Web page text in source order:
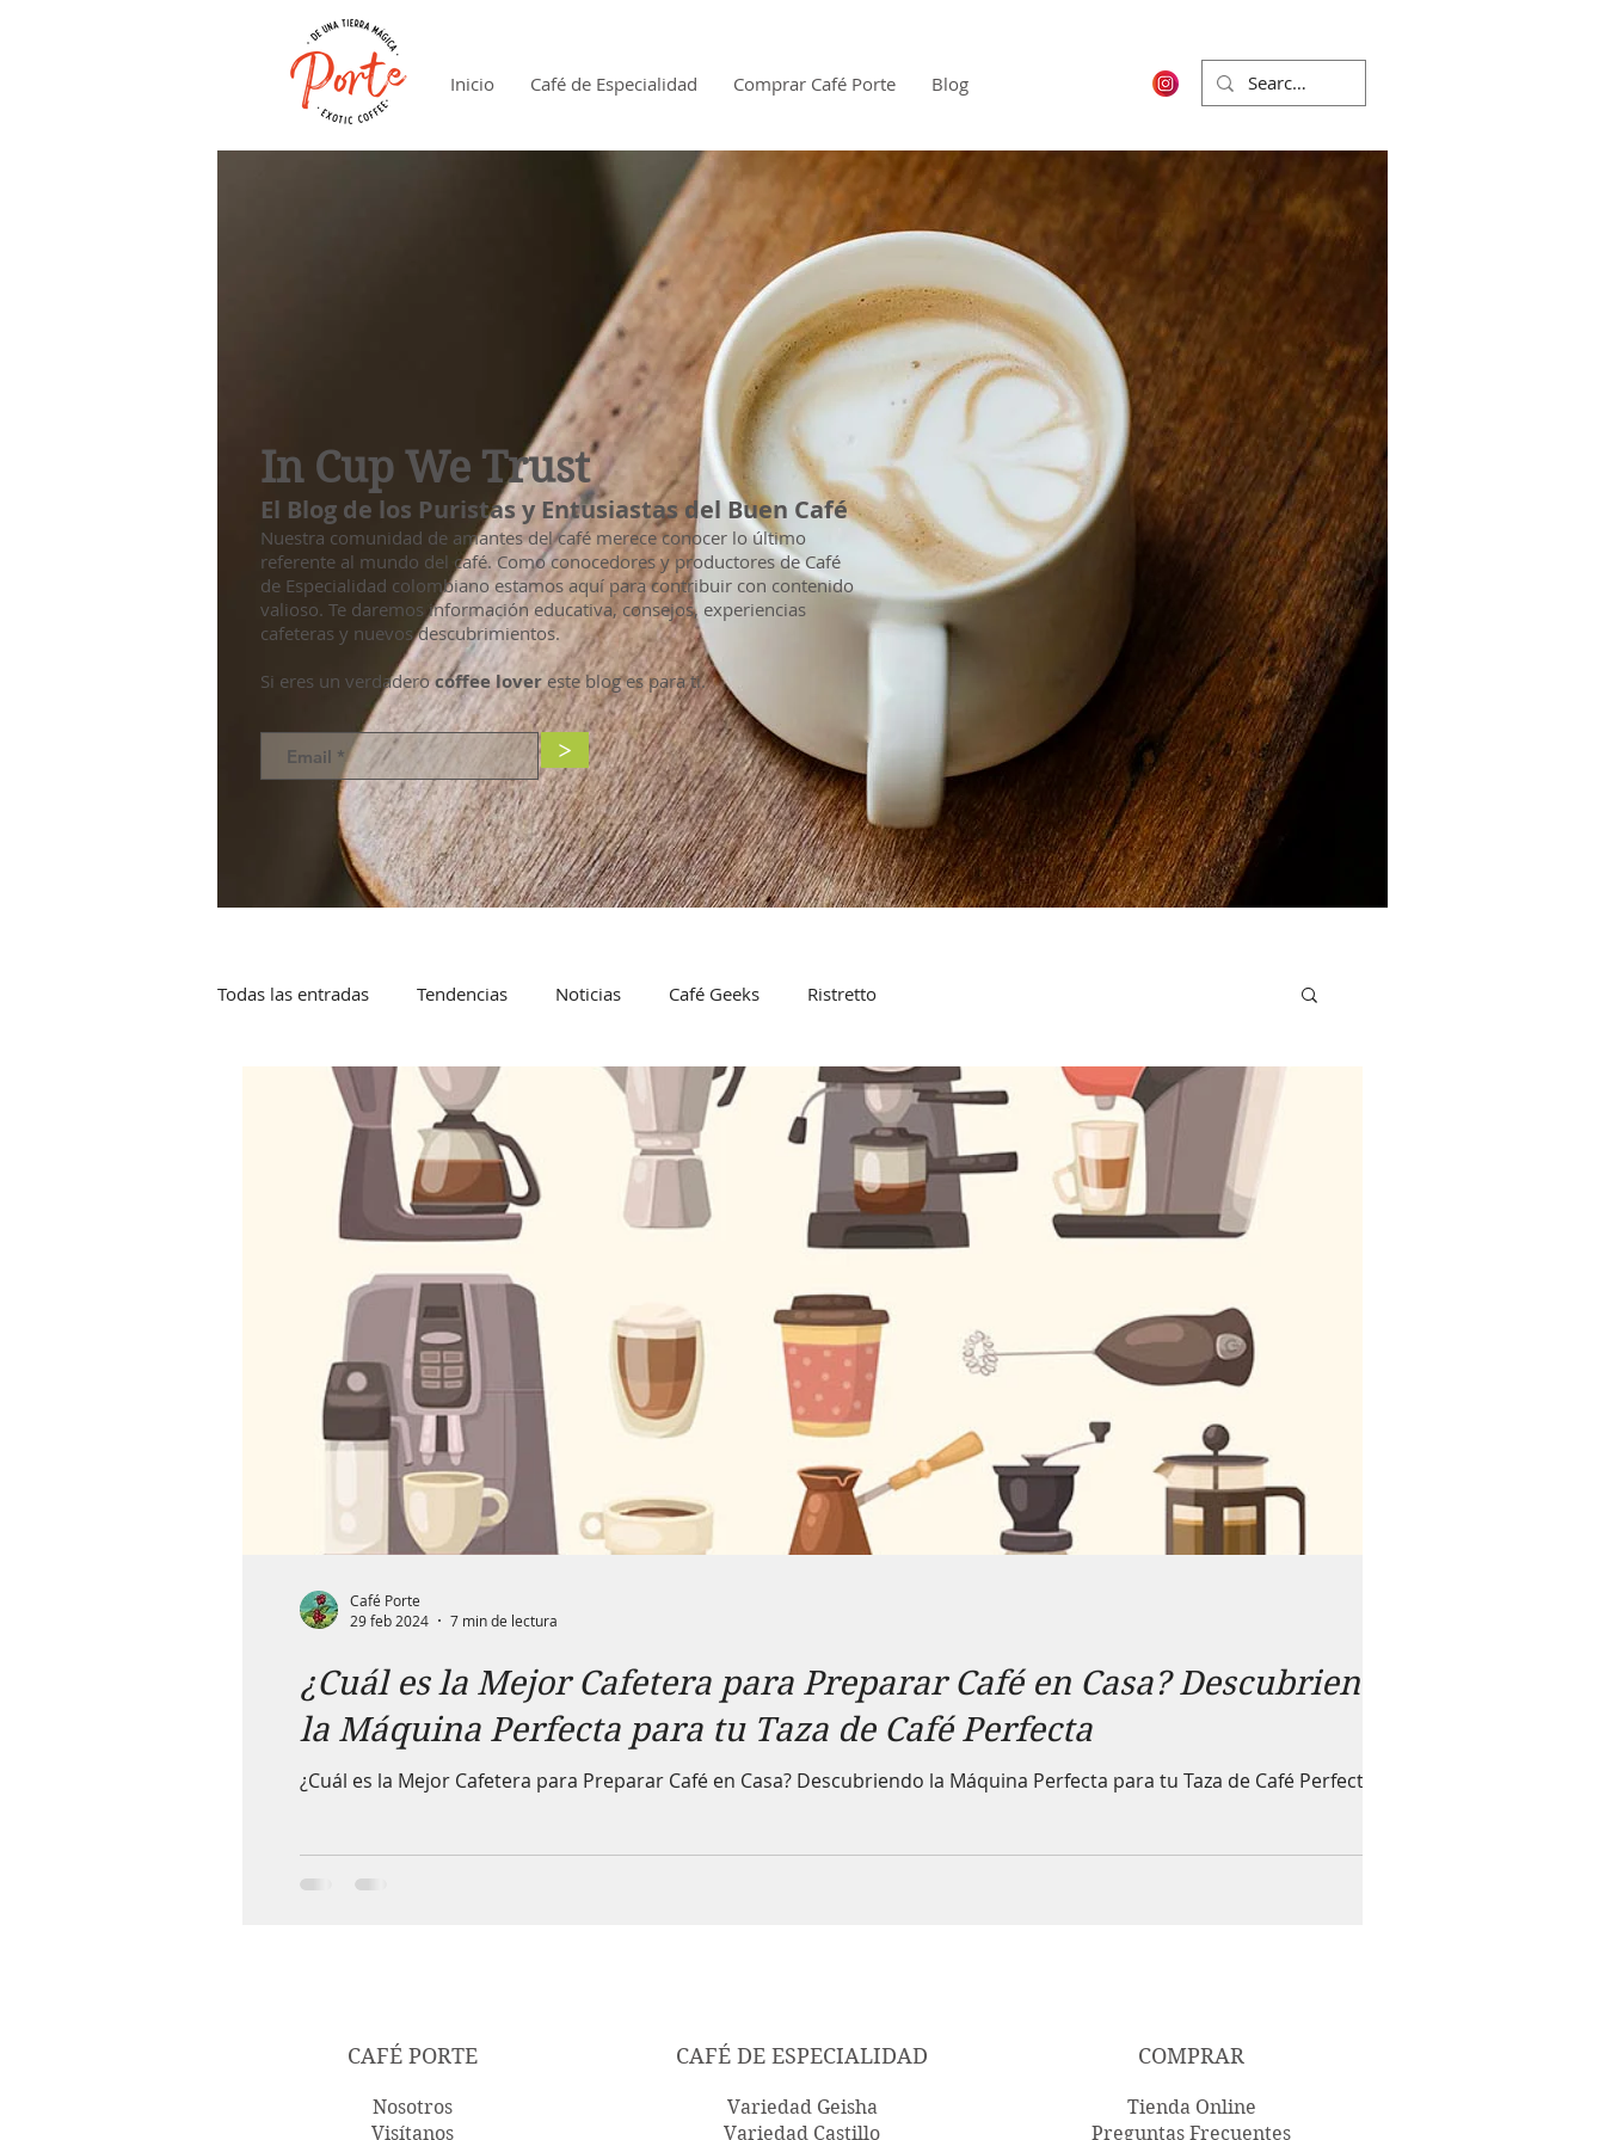
In Cup We Trust
El Blog de los Puristas y Entusiastas del Buen Café
Nuestra comunidad de amantes del café merece conocer lo último
referente al mundo del café. Como conocedores y productores de Café
de Especialidad colombiano estamos aquí para contribuir con contenido
valioso. Te daremos información educativa, consejos, experiencias
cafeteras y nuevos descubrimientos.
Si eres un verdaderocoffee lovereste blog es para ti.
>
Todas las entradas Tendencias Noticias Café Geeks Ristretto
¿Cuál es la Mejor Cafetera para Preparar Café en Casa? Descubriendo
la Máquina Perfecta para tu Taza de Café Perfecta
¿Cuál es la Mejor Cafetera para Preparar Café en Casa? Descubriendo la Máquina Perfecta para tu Taza de Café Perfecta
Café Porte
29 feb 2024
7 min de lectura
Inicio Café de Especialidad Comprar Café Porte Blog
CAFÉ PORTE
Nosotros
Visítanos
CAFÉ DE ESPECIALIDAD
Variedad Geisha
Variedad Castillo
COMPRAR
Tienda Online
Preguntas Frecuentes